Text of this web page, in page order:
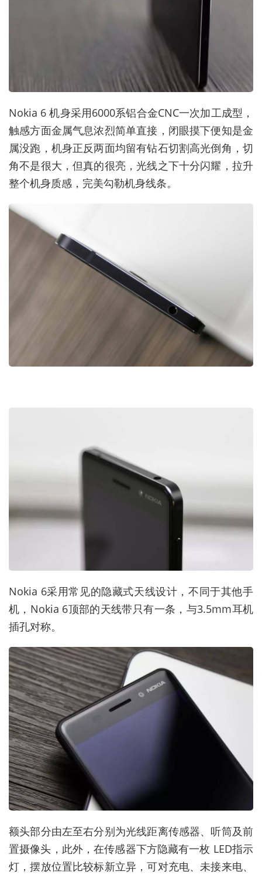
Nokia 6 机身采用6000系铝合金CNC一次加工成型，
触感方面金属气息浓烈简单直接，闭眼摸下便知是金
属没跑，机身正反两面均留有钻石切割高光倒角，切
角不是很大，但真的很亮，光线之下十分闪耀，拉升
整个机身质感，完美勾勒机身线条。
Nokia 6采用常见的隐藏式天线设计，不同于其他手
机，Nokia 6顶部的天线带只有一条，与3.5mm耳机
插孔对称。
额头部分由左至右分别为光线距离传感器、听筒及前
置摄像头，此外，在传感器下方隐藏有一枚 LED指示
灯，摆放位置比较标新立异，可对充电、未接来电、